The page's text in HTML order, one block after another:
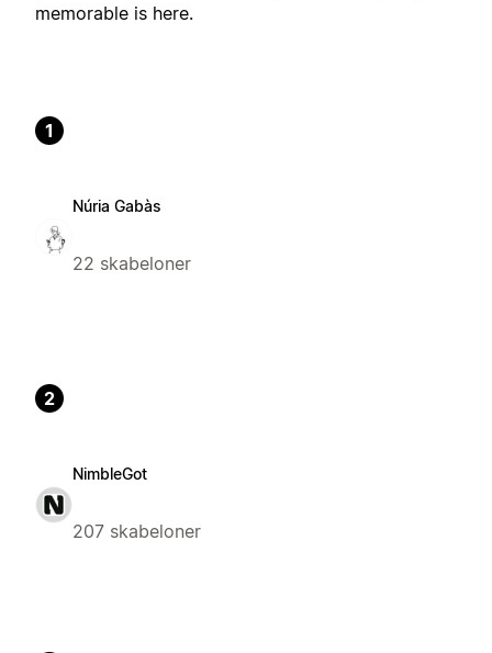
memorable is here.
1
Núria Gabàs
22 skabeloner
2
NimbleGot
207 skabeloner